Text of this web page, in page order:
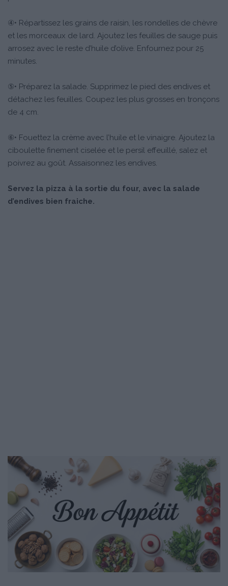
④• Répartissez les grains de raisin, les rondelles de chèvre
et les morceaux de lard. Ajoutez les feuilles de sauge puis
arrosez avec le reste d’huile d’olive. Enfournez pour 25
minutes.
⑤• Préparez la salade. Supprimez le pied des endives et
détachez les feuilles. Coupez les plus grosses en tronçons
de 4 cm.
⑥• Fouettez la crème avec l’huile et le vinaigre. Ajoutez la
ciboulette finement ciselée et le persil effeuillé, salez et
poivrez au goût. Assaisonnez les endives.
Servez la pizza à la sortie du four, avec la salade
d’endives bien fraiche.